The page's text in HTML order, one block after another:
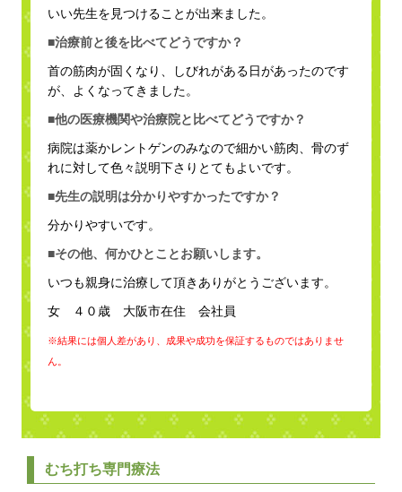
いい先生を見つけることが出来ました。
■治療前と後を比べてどうですか？
首の筋肉が固くなり、しびれがある日があったのです
が、よくなってきました。
■他の医療機関や治療院と比べてどうですか？
病院は薬かレントゲンのみなので細かい筋肉、骨のず
れに対して色々説明下さりとてもよいです。
■先生の説明は分かりやすかったですか？
分かりやすいです。
■その他、何かひとことお願いします。
いつも親身に治療して頂きありがとうございます。
女 ４０歳 大阪市在住 会社員
※結果には個人差があり、成果や成功を保証するものではありませ
ん。
むち打ち専門療法